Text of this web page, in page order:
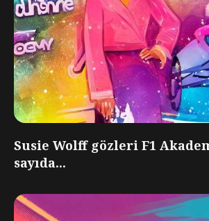
Susie Wolff gözleri F1
sayıda...